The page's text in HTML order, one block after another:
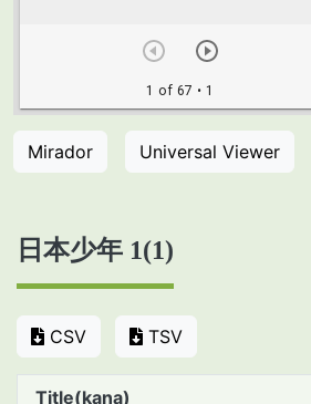
Mirador Universal Viewer
日本少年 1(1)
CSV TSV
Title(kana)